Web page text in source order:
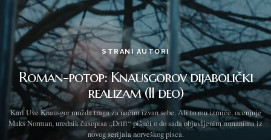
STRANI AUTORI
Roman-potop: Knausgorov dijabolički
realizam (II deo)
Karl Uve Knausgor možda traga za nečim izvan sebe. Ali to mu izmiče, ocenjuje
Maks Norman, urednik časopisa „Drift“ pišući o do sada objavljenim romanima iz
novog serijala norveškog pisca.